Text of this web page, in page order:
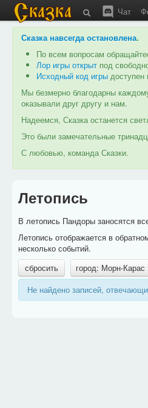
Чат
Сказка навсегда остановлена.
По всем вопросам
Лор игры открыт под
Исходный код игры доступен
Мы безмерно благодарны
оказывали друг другу и нам.
Надеемся, Сказка останется
Это были замечательные
С любовью, команда Сказки.
Летопись
В летопись Пандоры заносятся
Летопись отображается в
несколько событий.
сбросить
город: Морн-Карас
Не найдено записей,